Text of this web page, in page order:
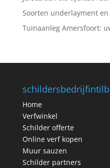
Soorten underlayment
Tuinaanleg Amersfoort:
Home
Verfwinkel
Schilder offerte
Online verf kopen
Muur sauzen
Schilder partners